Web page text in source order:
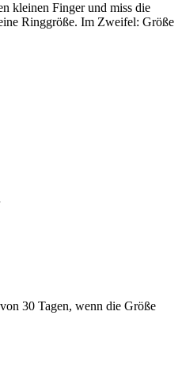
kleinen Finger und miss die
Ringgröße. Im Zweifel: Größe
30 Tagen, wenn die Größe